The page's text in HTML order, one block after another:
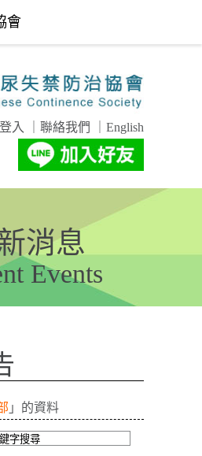
入 聯絡我們 English
消息
Events
」的資料
會